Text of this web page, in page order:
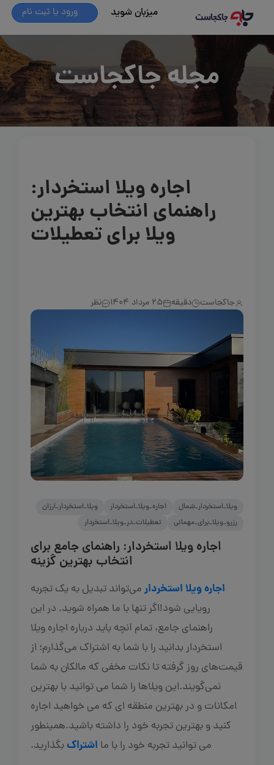
میزبان شوید ورود یا ثبت نام
مجله جاکجاست
اجاره ویلا استخردار:
راهنمای انتخاب بهترین
ویلا برای تعطیلات
جاکجاست دقیقه 25 مرداد 1404 نظر
ویلا_استخردار_شمال اجاره_ویلا_استخردار
ویلا_استخردار_ارزان
رزرو_ویلا_برای_مهمانی
تعطیلات_در_ویلا_استخردار
اجاره ویلا استخردار: راهنمای جامع برای
انتخاب بهترین گزینه
اجاره ویلا استخردارمی‌تواند تبدیل به یک تجربه
رویایی شود!اگر تنها با ما همراه شوید. در این
راهنمای جامع، تمام آنچه باید درباره اجاره ویلا
استخردار بدانید را با شما به اشتراک می‌گذارم؛ از
قیمت‌های روز گرفته تا نکات مخفی که مالکان به شما
نمی‌گویند.این ویلاها را شما می توانید با بهترین
امکانات و در بهترین منطقه ای که می خواهید اجاره
کنید و بهترین تجربه خود را داشته باشید.همینطور
می توانید تجربه خود را با ما اشتراکبگذارید.